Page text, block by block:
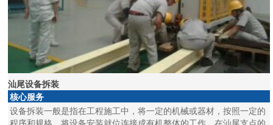
汕尾设备拆装
核心服务
设备拆装一般是指在工程施工中，将一定的机械或器材，按照一定的